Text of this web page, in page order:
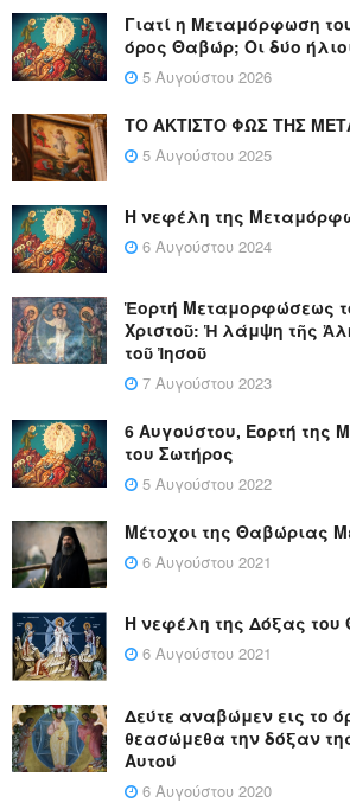
Γιατί η Μεταμόρφωση
όρος Θαβώρ; Οι δύο
5 Αυγούστου 2026
ΤΟ ΑΚΤΙΣΤΟ ΦΩΣ ΤΗΣ
5 Αυγούστου 2025
Η νεφέλη της
6 Αυγούστου 2024
Ἑορτή Μεταμορφώσεως
Χριστοῦ: Ἡ λάμψη τῆς
τοῦ Ἰησοῦ
7 Αυγούστου 2023
6 Αυγούστου, Εορτή της
του Σωτήρος
5 Αυγούστου 2022
Μέτοχοι της Θαβώριας
6 Αυγούστου 2021
Η νεφέλη της Δόξας του
6 Αυγούστου 2021
Δεύτε αναβώμεν εις το
θεασώμεθα την δόξαν
Αυτού
6 Αυγούστου 2020